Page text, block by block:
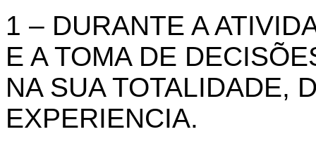
1 – DURANTE A
E A TOMA DE
NA SUA TOTALIDADE,
EXPERIENCIA.